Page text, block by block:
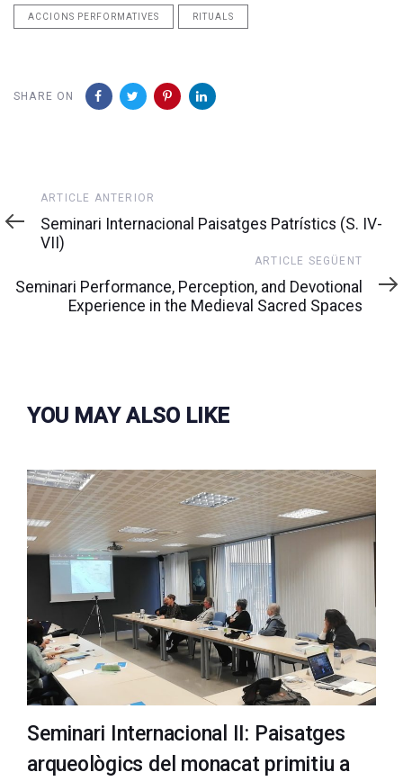
ACCIONS PERFORMATIVES RITUALS
SHARE ON
Article
anterior
ARTICLE ANTERIOR
Seminari Internacional Paisatges Patrístics (S. IV-
VII)
següent
ARTICLE SEGÜENT
Seminari Performance, Perception, and Devotional
Experience in the Medieval Sacred Spaces
YOU MAY ALSO LIKE
Seminari Internacional II: Paisatges
arqueològics del monacat primitiu a